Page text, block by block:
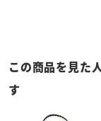
この商品を見た
す